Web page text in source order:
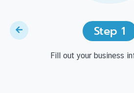
Step 1
Fill out your business